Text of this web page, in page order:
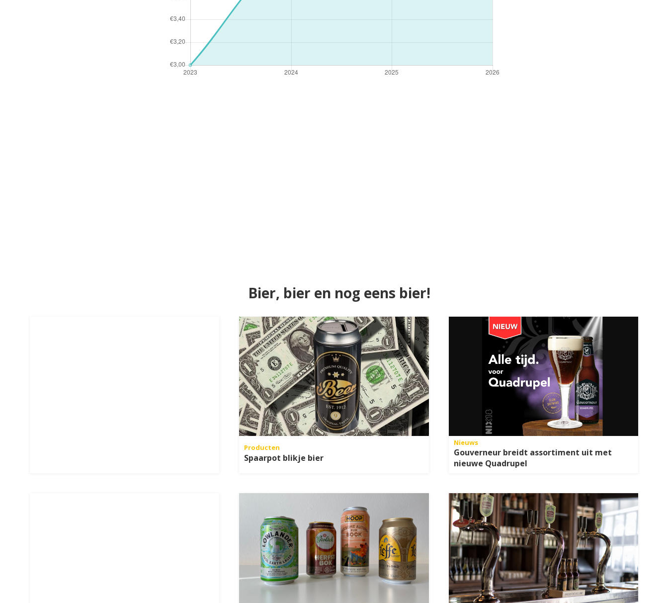
Bier, bier en nog eens bier!
Producten
Spaarpot blikje bier
Nieuws
Gouverneur breidt assortiment uit met
nieuwe Quadrupel